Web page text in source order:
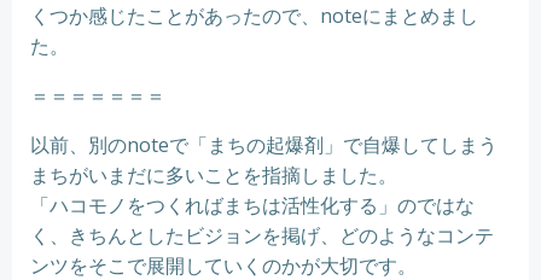
くつか感じたことがあったので、noteにまとめまし
た。
＝＝＝＝＝＝＝
以前、別のnoteで「まちの起爆剤」で自爆してしまう
まちがいまだに多いことを指摘しました。
「ハコモノをつくればまちは活性化する」のではな
く、きちんとしたビジョンを掲げ、どのようなコンテ
ンツをそこで展開していくのかが大切です。